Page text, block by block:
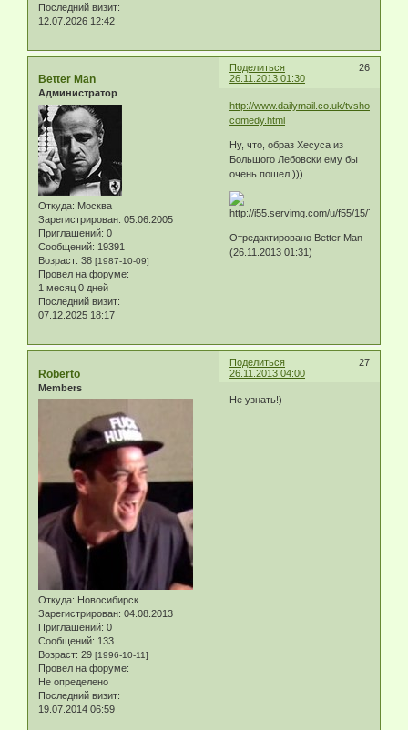
Последний визит:
12.07.2026 12:42
Поделиться
26
26.11.2013 01:30
Better Man
Администратор
Откуда: Москва
Зарегистрирован: 05.06.2005
Приглашений: 0
Сообщений: 19391
Возраст: 38 [1987-10-09]
Провел на форуме:
1 месяц 0 дней
Последний визит:
07.12.2025 18:17
http://www.dailymail.co.uk/tvshowbiz/
comedy.html
Ну, что, образ Хесуса из
Большого Лебовски ему бы
очень пошел )))
Отредактировано Better Man
(26.11.2013 01:31)
Поделиться
27
26.11.2013 04:00
Roberto
Members
Откуда: Новосибирск
Зарегистрирован: 04.08.2013
Приглашений: 0
Сообщений: 133
Возраст: 29 [1996-10-11]
Провел на форуме:
Не определено
Последний визит:
19.07.2014 06:59
Не узнать!)